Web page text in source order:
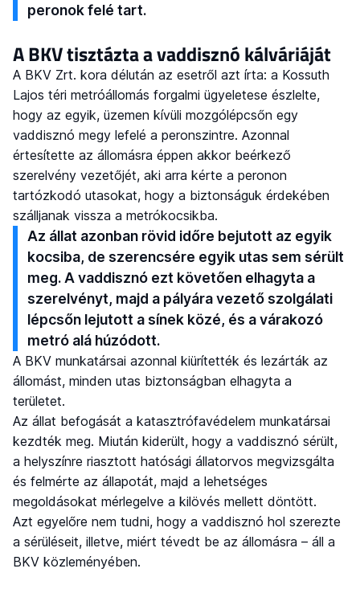
peronok felé tart.
A BKV tisztázta a vaddisznó kálváriáját
A BKV Zrt. kora délután az esetről azt írta: a Kossuth
Lajos téri metróállomás forgalmi ügyeletese észlelte,
hogy az egyik, üzemen kívüli mozgólépcsőn egy
vaddisznó megy lefelé a peronszintre. Azonnal
értesítette az állomásra éppen akkor beérkező
szerelvény vezetőjét, aki arra kérte a peronon
tartózkodó utasokat, hogy a biztonságuk érdekében
szálljanak vissza a metrókocsikba.
Az állat azonban rövid időre bejutott az egyik
kocsiba, de szerencsére egyik utas sem sérült
meg. A vaddisznó ezt követően elhagyta a
szerelvényt, majd a pályára vezető szolgálati
lépcsőn lejutott a sínek közé, és a várakozó
metró alá húzódott.
A BKV munkatársai azonnal kiürítették és lezárták az
állomást, minden utas biztonságban elhagyta a
területet.
Az állat befogását a katasztrófavédelem munkatársai
kezdték meg. Miután kiderült, hogy a vaddisznó sérült,
a helyszínre riasztott hatósági állatorvos megvizsgálta
és felmérte az állapotát, majd a lehetséges
megoldásokat mérlegelve a kilövés mellett döntött.
Azt egyelőre nem tudni, hogy a vaddisznó hol szerezte
a sérüléseit, illetve, miért tévedt be az állomásra – áll a
BKV közleményében.